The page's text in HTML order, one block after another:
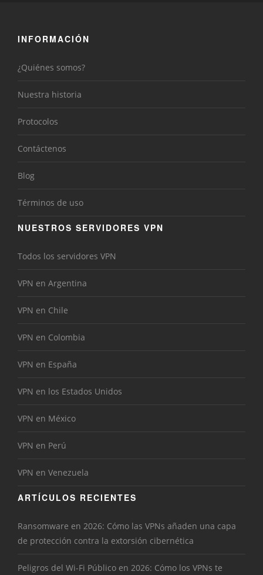
INFORMACIÓN
¿Quiénes somos?
Nuestra historia
Protocolos
Contáctenos
Blog
Términos de uso
NUESTROS SERVIDORES VPN
Todos los servidores VPN
VPN en Argentina
VPN en Chile
VPN en Colombia
VPN en España
VPN en los Estados Unidos
VPN en México
VPN en Perú
VPN en Venezuela
ARTÍCULOS RECIENTES
Ransomware en 2026: Cómo las VPNs añaden una capa
de protección contra la extorsión cibernética
Peligros del Wi-Fi Público en 2026: Cómo los VPNs te